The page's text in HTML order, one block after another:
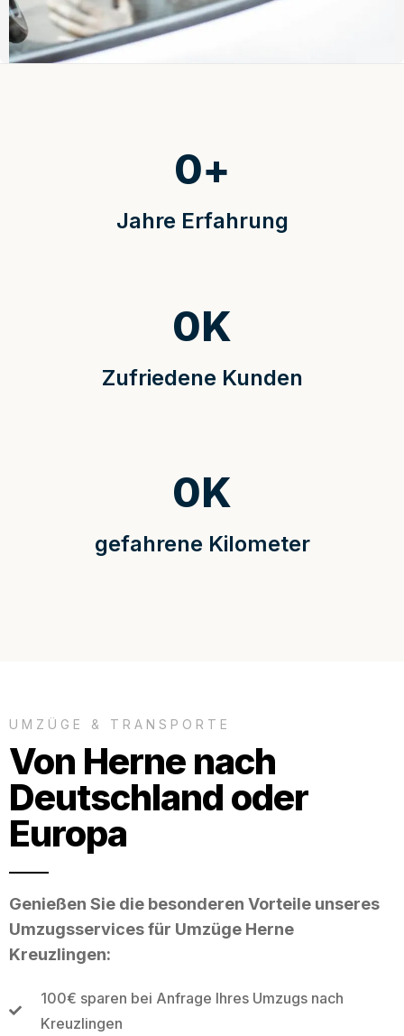
Jahre Erfahrung
0+
Zufriedene Kunden
0K
gefahrene Kilometer
0K
UMZÜGE & TRANSPORTE
Von Herne nach
Deutschland oder
Europa
Genießen Sie die besonderen Vorteile unseres
Umzugsservices für Umzüge Herne
Kreuzlingen:
100€ sparen bei Anfrage Ihres Umzugs nach
Kreuzlingen